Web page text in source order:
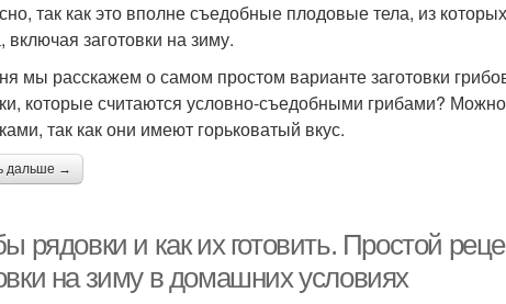
так как это вполне съедобные плодовые тела, из
включая заготовки на зиму.
мы расскажем о самом простом варианте заготовки
которые считаются условно-съедобными грибами?
так как они имеют горьковатый вкус.
дальше →
рядовки и как их готовить. Простой
на зиму в домашних условиях